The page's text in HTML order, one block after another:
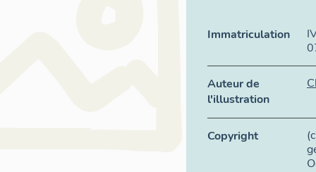
Immatriculation
Auteur de
l'illustration
Copyright